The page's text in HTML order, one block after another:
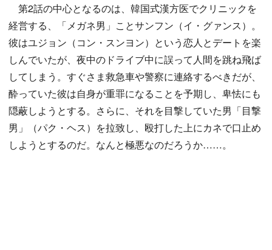
第2話の中心となるのは、韓国式漢方医でクリニックを
経営する、「メガネ男」ことサンフン（イ・グァンス）。
彼はユジョン（コン・スンヨン）という恋人とデートを楽
しんでいたが、夜中のドライブ中に誤って人間を跳ね飛ば
してしまう。すぐさま救急車や警察に連絡するべきだが、
酔っていた彼は自身が重罪になることを予期し、卑怯にも
隠蔽しようとする。さらに、それを目撃していた男「目撃
男」（パク・ヘス）を拉致し、殴打した上にカネで口止め
しようとするのだ。なんと極悪なのだろうか……。